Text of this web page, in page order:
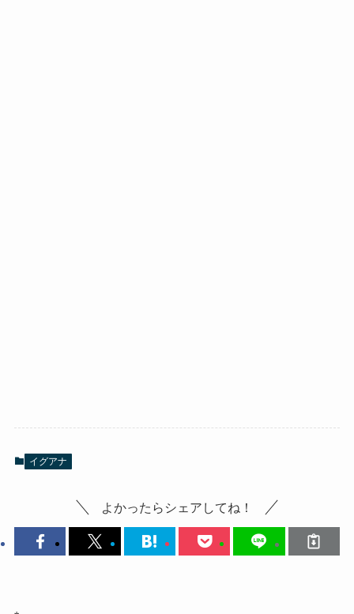
イグアナ
よかったらシェアしてね！